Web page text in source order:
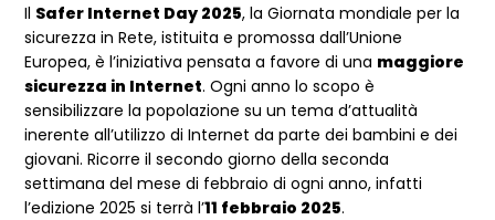
Il Safer Internet Day 2025, la Giornata mondiale per la
sicurezza in Rete, istituita e promossa dall’Unione
Europea, è l’iniziativa pensata a favore di una maggiore
sicurezza in Internet. Ogni anno lo scopo è
sensibilizzare la popolazione su un tema d’attualità
inerente all’utilizzo di Internet da parte dei bambini e dei
giovani. Ricorre il secondo giorno della seconda
settimana del mese di febbraio di ogni anno, infatti
l’edizione 2025 si terrà l’11 febbraio 2025.